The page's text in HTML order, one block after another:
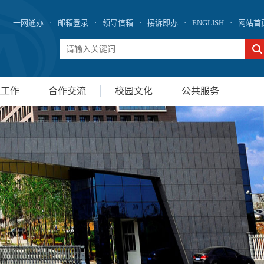
一网通办 · 邮箱登录 · 领导信箱 · 接诉即办 · ENGLISH · 网站首
作 合作交流 校园文化 公共服务